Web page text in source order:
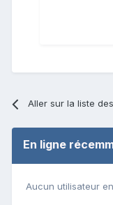
Aller sur la liste
En ligne
Aucun utilisateur